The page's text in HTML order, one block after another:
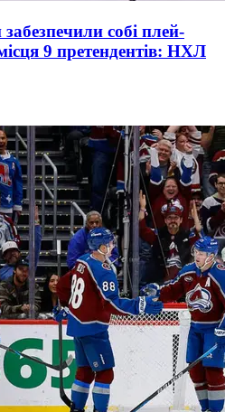
собі плей-
9 претендентів: НХЛ